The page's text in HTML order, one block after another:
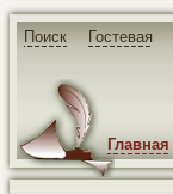
Поиск Гостевая
Главная